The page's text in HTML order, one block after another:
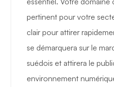
pertinent pour votre
clair pour attirer
se démarquera sur le
suédois et attirera le
environnement